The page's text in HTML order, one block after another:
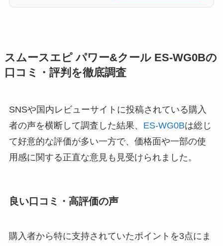
スムースエピ パワー&クール ES-WG0Bの
口コミ・評判を徹底調査
SNSや国内レビューサイトに投稿されている購入
者の声を横断して調査した結果、 ES-WG0Bは総じ
て好意的な評価が多い一方で、価格面や一部の使
用感に関する正直な意見も見受けられました。
良い口コミ・高評価の声
購入者から特に支持されていたポイントを3点にま